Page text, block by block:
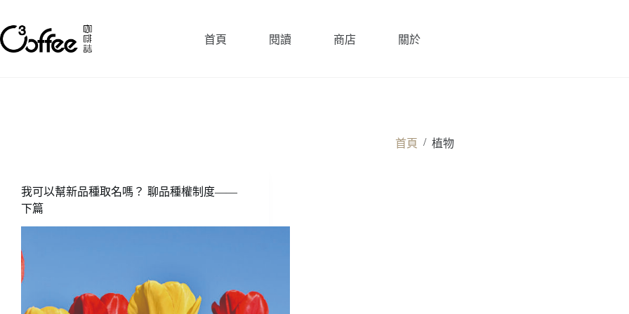
至
主
首頁 閱讀 商店 關於
首頁 / 植物
我可以幫新品種取名嗎？ 聊品種權制度——
下篇